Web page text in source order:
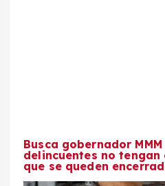
Busca gobernador
delincuentes no
que se queden